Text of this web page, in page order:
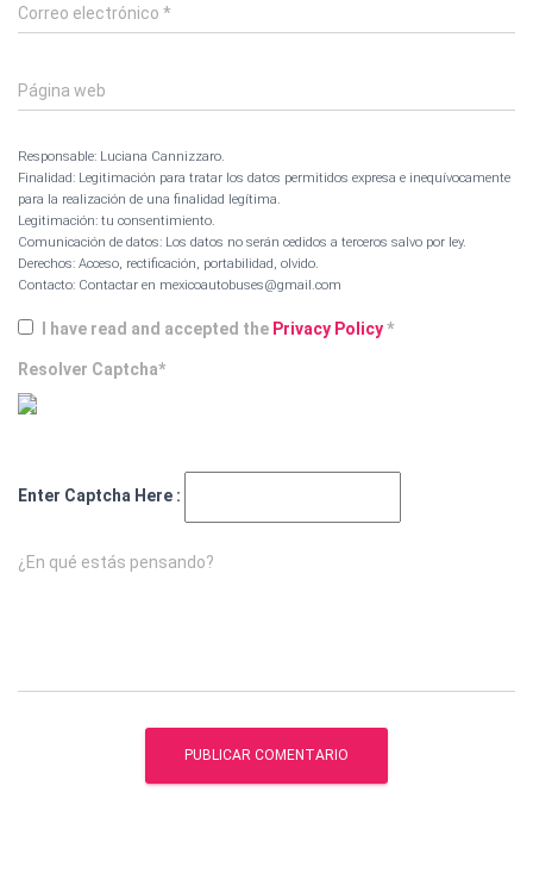
Correo electrónico *
Página web
Responsable: Luciana Cannizzaro.
Finalidad: Legitimación para tratar los datos permitidos expresa e inequívocamente
para la realización de una finalidad legítima.
Legitimación: tu consentimiento.
Comunicación de datos: Los datos no serán cedidos a terceros salvo por ley.
Derechos: Acceso, rectificación, portabilidad, olvido.
Contacto: Contactar en mexicoautobuses@gmail.com
I have read and accepted the Privacy Policy*
Resolver Captcha*
Enter Captcha Here :
¿En qué estás pensando?